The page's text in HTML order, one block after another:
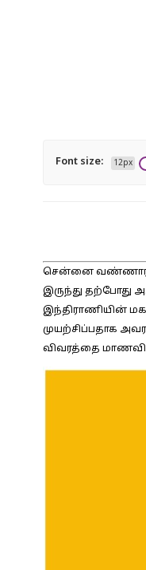
Font size: 12px
சென்னை
இருந்து தற்போது
இந்திராணியின்
முயற்சிப்பதாக
விவரத்தை